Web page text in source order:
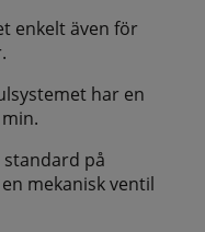
enkelt även för
har en
standard på
mekanisk ventil